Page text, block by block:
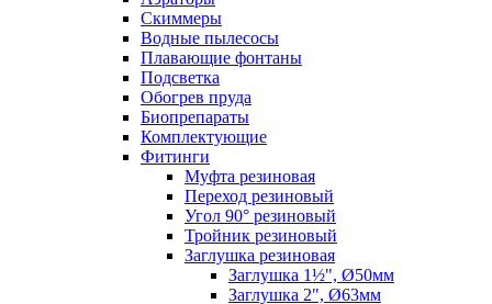
Cкиммеры
Водные пылесосы
Плавающие фонтаны
Подсветка
Обогрев пруда
Биопрепараты
Комплектующие
Фитинги
Муфта резиновая
Переход резиновый
Угол 90° резиновый
Тройник резиновый
Заглушка резиновая
Заглушка 1½", Ø50мм
Заглушка 2", Ø63мм